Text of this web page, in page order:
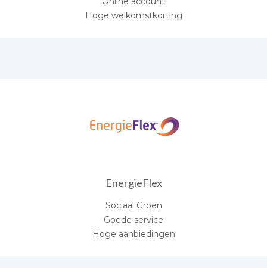
Hoge welkomstkorting
EnergieFlex
Sociaal Groen
Goede service
Hoge aanbiedingen